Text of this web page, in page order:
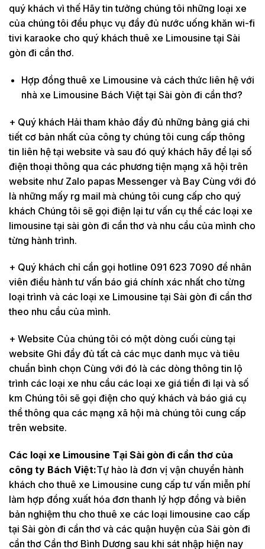
quý khách vì thế Hãy tin tưởng chúng tôi những loại xe
của chúng tôi đều phục vụ đầy đủ nước uống khăn wi-fi
tivi karaoke cho quý khách thuê xe Limousine tại Sài
gòn đi cần thơ.
Hợp đồng thuê xe Limousine và cách thức liên hệ với
nhà xe Limousine Bách Việt tại Sài gòn đi cần thơ?
+ Quý khách Hải tham khảo đầy đủ những bảng giá chi
tiết cơ bản nhất của công ty chúng tôi cung cấp thông
tin liên hệ tại website và sau đó quý khách hãy để lại số
điện thoại thông qua các phương tiện mạng xã hội trên
website như Zalo papas Messenger và Bay Cùng với đó
là những mấy rg mail mà chúng tôi cung cấp cho quý
khách Chúng tôi sẽ gọi điện lại tư vấn cụ thể các loại xe
limousine tại sài gòn đi cần thơ và nhu cầu của mình cho
từng hành trình.
+ Quý khách chỉ cần gọi hotline 091 623 7090 để nhân
viên điều hành tư vấn báo giá chính xác nhất cho từng
loại trình và các loại xe Limousine tại Sài gòn đi cần thơ
theo nhu cầu của mình.
+ Website Của chúng tôi có một dòng cuối cùng tại
website Ghi đầy đủ tất cả các mục danh mục và tiêu
chuẩn bình chọn Cùng với đó là các dòng thông tin lộ
trình các loại xe nhu cầu các loại xe giá tiền đi lại và số
km Chúng tôi sẽ gọi điện cho quý khách và báo giá cụ
thể thông qua các mạng xã hội mà chúng tôi cung cấp
trên website.
Các loại xe Limousine Tại Sài gòn đi cần thơ của
công ty Bách Việt:Tự hào là đơn vị vận chuyển hành
khách cho thuê xe Limousine cung cấp tư vấn miễn phí
làm hợp đồng xuất hóa đơn thanh lý hợp đồng và biên
bản nghiệm thu cho thuê xe các loại limousine cao cấp
tại Sài gòn đi cần thơ và các quận huyện của Sài gòn đi
cần thơ Cần thơ Bình Dương sau khi sát nhập hiện nay